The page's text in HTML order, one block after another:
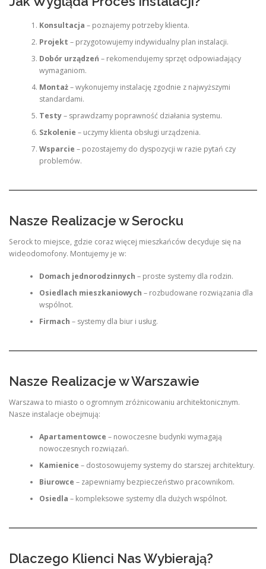
Konsultacja – poznajemy potrzeby klienta.
Projekt – przygotowujemy indywidualny plan instalacji.
Dobór urządzeń – rekomendujemy sprzęt odpowiadający
wymaganiom.
Montaż– wykonujemy instalację zgodnie z najwyższymi
standardami.
Testy– sprawdzamy poprawność działania systemu.
Szkolenie – uczymy klienta obsługi urządzenia.
Wsparcie – pozostajemy do dyspozycji w razie pytań czy
problemów.
Nasze Realizacje w Serocku
Serock to miejsce, gdzie coraz więcej mieszkańców decyduje się na
wideodomofony. Montujemy je w:
Domach jednorodzinnych – proste systemy dla rodzin.
Osiedlach mieszkaniowych – rozbudowane rozwiązania dla
wspólnot.
Firmach – systemy dla biur i usług.
Nasze Realizacje w Warszawie
Warszawa to miasto o ogromnym zróżnicowaniu architektonicznym.
Nasze instalacje obejmują:
Apartamentowce – nowoczesne budynki wymagają
nowoczesnych rozwiązań.
Kamienice – dostosowujemy systemy do starszej architektury.
Biurowce – zapewniamy bezpieczeństwo pracownikom.
Osiedla – kompleksowe systemy dla dużych wspólnot.
Dlaczego Klienci Nas Wybierają?